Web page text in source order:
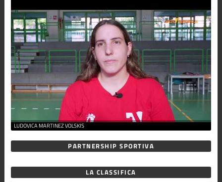
LUDOVICA MARTINEZ VOLSKIS
PARTNERSHIP SPORTIVA
LA CLASSIFICA